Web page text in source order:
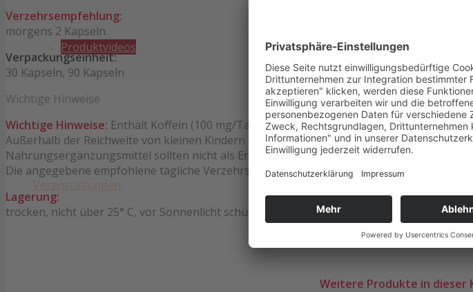
Produktvideos
Veranstaltungen
Verzehrsempfehlung:
morgens 2 Kapseln.
Verpackungseinheit:
30 Kapseln, 90 Kapseln
Wichtige Hinweise
Wichtige Hinweise: Enthält Koffein (100 mg/Tagesportion). Für Kinder und schwangere
Außerhalb der Reichweite von kleinen Kindern aufbewahren.
Nahrungsergänzungsmittel sollten nicht als Ersatz für eine abwechslungsreiche und
Die angegebene empfohlene tägliche Verzehrsmenge darf nicht überschritten werden.
Lagerung:
trocken, nicht über 25° C, vor Sonnenlicht schützen.
Weitere Produkte in dieser